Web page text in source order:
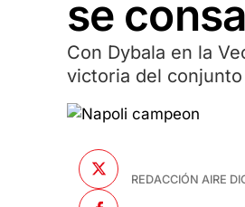
se
Con Dybala en la
victoria del
REDACCIÓN AIRE